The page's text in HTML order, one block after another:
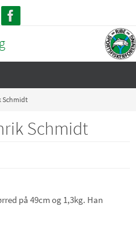
Schmidt
Schmidt
på 49cm og 1,3kg. Han